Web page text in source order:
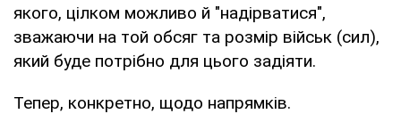
якого, цілком можливо й "надірватися",
зважаючи на той обсяг та розмір військ (сил),
який буде потрібно для цього задіяти.
Тепер, конкретно, щодо напрямків.